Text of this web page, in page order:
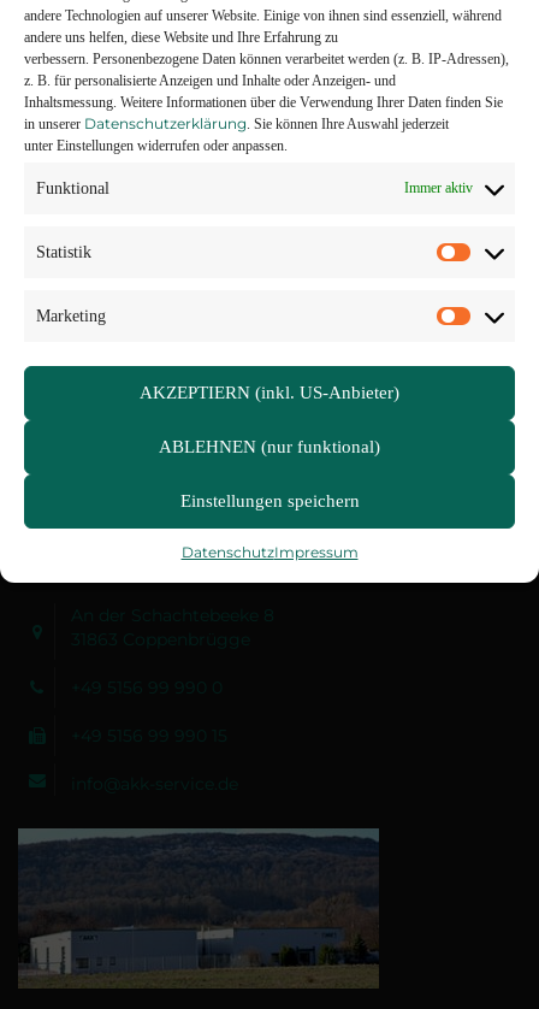
andere Technologien auf unserer Website. Einige von ihnen sind essenziell, während
andere uns helfen, diese Website und Ihre Erfahrung zu
verbessern. Personenbezogene Daten können verarbeitet werden (z. B. IP-Adressen),
z. B. für personalisierte Anzeigen und Inhalte oder Anzeigen- und
Inhaltsmessung. Weitere Informationen über die Verwendung Ihrer Daten finden Sie
in unserer Datenschutzerklärung Sie können Ihre Auswahl jederzeit
unter Einstellungen widerrufen oder anpassen.
Funktional Immer aktiv
Statistik
Marketing
AKZEPTIERN (inkl. US-Anbieter)
ABLEHNEN (nur funktional)
Einstellungen speichern
DatenschutzImpressum
entwickeln wir mit Ihnen gemeinsam Ihr
persönliches Konzept.
UNSER TIPP
Rufen Sie uns einfach an, wir sind immer und
sofort für Sie erreichbar. Sehr gerne
Die AKK Industrieservice & Handels GmbH ist ein
unabhängiges Service- und Handelsunternehmen, das sich
auf die Reparatur, Wartung und den Ersatzteilhandel von
Plattenwärmetauschern/Plattenwärmeübertragern aller
An der Schachtebeeke 8
31863 Coppenbrügge
+49 5156 99 990 0
+49 5156 99 990 15
info@akk-service.de